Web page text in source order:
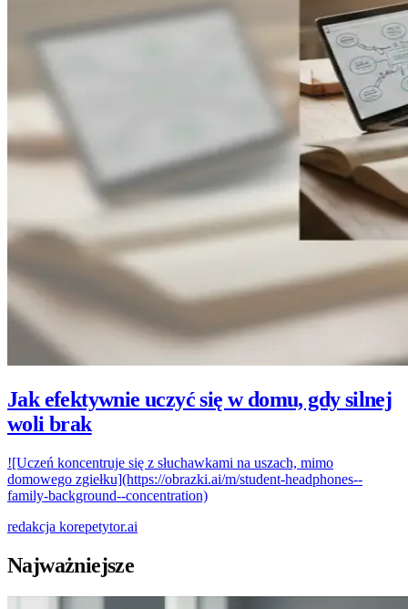
Jak efektywnie uczyć się w domu, gdy silnej
woli brak
![Uczeń koncentruje się z słuchawkami na uszach, mimo
domowego zgiełku](https://obrazki.ai/m/student-headphones--
family-background--concentration)
redakcja korepetytor.ai
Najważniejsze